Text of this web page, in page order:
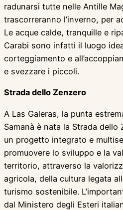
radunarsi tutte nelle Antille
trascorreranno l’inverno, per
Le acque calde, tranquille e
Carabi sono infatti il luogo
corteggiamento e
e svezzare i piccoli.
Strada dello Zenzero
A Las Galeras, la punta
Samanà è nata la Strada dello
un progetto integrato e
promuovere lo sviluppo e la
territorio, attraverso la
agricola, della cultura legata
turismo sostenibile.
dal Ministero degli Esteri